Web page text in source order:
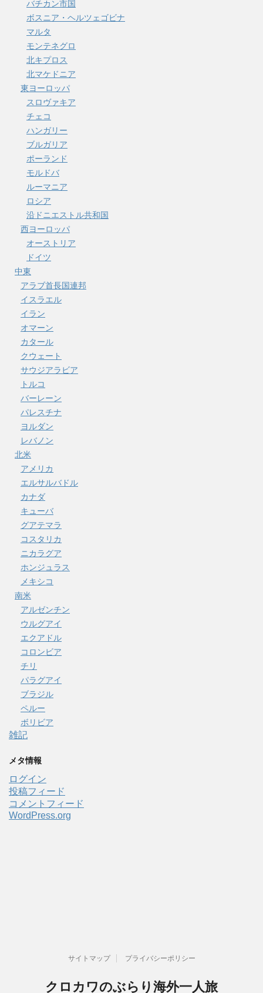
バチカン市国
ボスニア・ヘルツェゴビナ
マルタ
モンテネグロ
北キプロス
北マケドニア
東ヨーロッパ
スロヴァキア
チェコ
ハンガリー
ブルガリア
ポーランド
モルドバ
ルーマニア
ロシア
沿ドニエストル共和国
西ヨーロッパ
オーストリア
ドイツ
中東
アラブ首長国連邦
イスラエル
イラン
オマーン
カタール
クウェート
サウジアラビア
トルコ
バーレーン
パレスチナ
ヨルダン
レバノン
北米
アメリカ
エルサルバドル
カナダ
キューバ
グアテマラ
コスタリカ
ニカラグア
ホンジュラス
メキシコ
南米
アルゼンチン
ウルグアイ
エクアドル
コロンビア
チリ
パラグアイ
ブラジル
ペルー
ボリビア
雑記
メタ情報
ログイン
投稿フィード
コメントフィード
WordPress.org
サイトマップ プライバシーポリシー
クロカワのぶらり海外一人旅